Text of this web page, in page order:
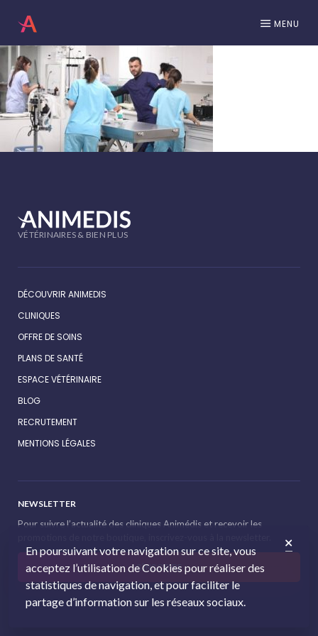
MENU
VÉTÉRINAIRES & BIEN PLUS
DÉCOUVRIR ANIMEDIS
CLINIQUES
OFFRE DE SOINS
PLANS DE SANTÉ
ESPACE VÉTÉRINAIRE
BLOG
RECRUTEMENT
MENTIONS LÉGALES
NEWSLETTER
Pour suivre l’actualité des cliniques Animédis et recevoir les
S'INSCRIRE
En poursuivant votre navigation sur ce site, vous
acceptez l’utilisation de Cookies pour réaliser des
statistiques de navigation, et pour faciliter le
partage d’information sur les réseaux sociaux.